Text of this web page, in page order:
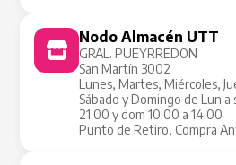
Nodo Almacén UTT
GRAL. PUEYRREDON
San Martín 3002
Lunes, Martes, Miércoles,
Sábado y Domingo de Lun a
21:00 y dom 10:00 a 14:00
Punto de Retiro, Compra